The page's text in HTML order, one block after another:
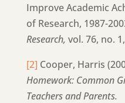
Improve Academic
of Research, 1987-
Research, vol. 76, no.
[2] Cooper, Harris
Homework: Common
Teachers and Parents.